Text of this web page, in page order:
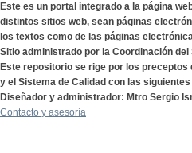
Este es un portal integrado a la página
distintos sitios web, sean páginas
los textos como de las páginas
Sitio administrado por la Coordinación del
Este repositorio se rige por los
y el Sistema de Calidad con las
Diseñador y administrador: Mtro Sergio
Contacto y asesoría